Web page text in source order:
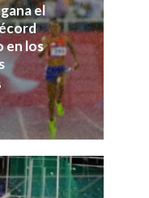
el
en los